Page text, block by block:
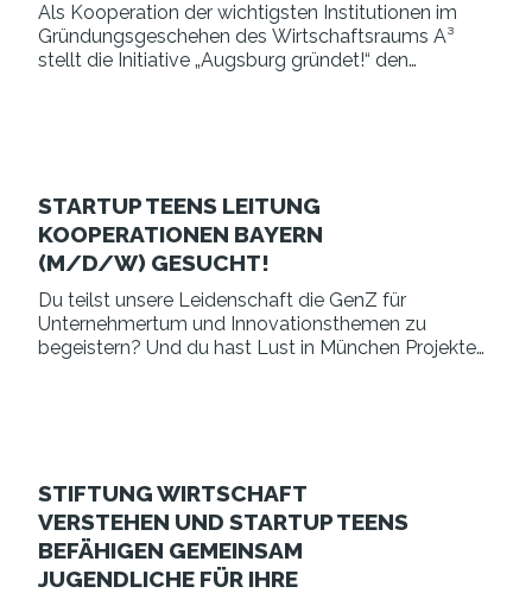
Als Kooperation der wichtigsten Institutionen im
Gründungsgeschehen des Wirtschaftsraums A³
stellt die Initiative „Augsburg gründet!“ den
STARTUP TEENS LEITUNG
KOOPERATIONEN BAYERN
(M/D/W) GESUCHT!
Du teilst unsere Leidenschaft die GenZ für
Unternehmertum und Innovationsthemen zu
begeistern? Und du hast Lust in München Projekte
STIFTUNG WIRTSCHAFT
VERSTEHEN UND STARTUP TEENS
BEFÄHIGEN GEMEINSAM
JUGENDLICHE FÜR IHRE